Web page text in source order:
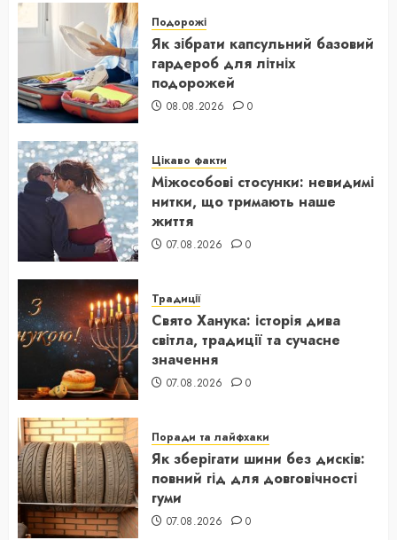
Подорожі
Як зібрати капсульний базовий
гардероб для літніх
подорожей
08.08.2026 0
Цікаво факти
Міжособові стосунки: невидимі
нитки, що тримають наше
життя
07.08.2026 0
Традиції
Свято Ханука: історія дива
світла, традиції та сучасне
значення
07.08.2026 0
Поради та лайфхаки
Як зберігати шини без дисків:
повний гід для довговічності
гуми
07.08.2026 0